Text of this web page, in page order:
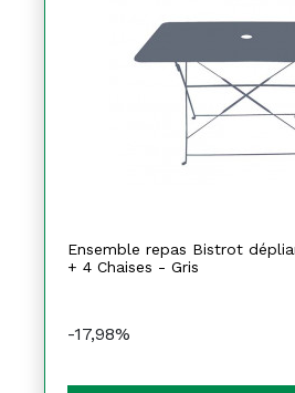
Ensemble repas Bistrot
+ 4 Chaises - Gris
-17,98%